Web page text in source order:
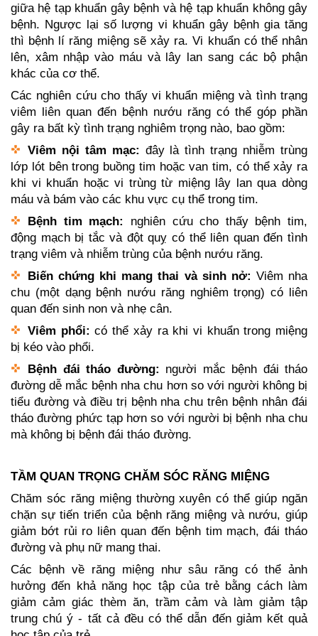
giữa hệ tạp khuẩn gây bệnh và hệ tạp khuẩn không gây
bệnh. Ngược lại số lượng vi khuẩn gây bệnh gia tăng
thì bệnh lí răng miệng sẽ xảy ra. Vi khuẩn có thể nhân
lên, xâm nhập vào máu và lây lan sang các bộ phận
khác của cơ thể.
Các nghiên cứu cho thấy vi khuẩn miệng và tình trạng
viêm liên quan đến bệnh nướu răng có thể góp phần
gây ra bất kỳ tình trạng nghiêm trọng nào, bao gồm:
Viêm nội tâm mạc: đây là tình trạng nhiễm trùng
lớp lót bên trong buồng tim hoặc van tim, có thể xảy ra
khi vi khuẩn hoặc vi trùng từ miệng lây lan qua dòng
máu và bám vào các khu vực cụ thể trong tim.
Bệnh tim mạch: nghiên cứu cho thấy bệnh tim,
động mạch bị tắc và đột quỵ có thể liên quan đến tình
trạng viêm và nhiễm trùng của bệnh nướu răng.
Biến chứng khi mang thai và sinh nở: Viêm nha
chu (một dạng bệnh nướu răng nghiêm trọng) có liên
quan đến sinh non và nhẹ cân.
Viêm phổi: có thể xảy ra khi vi khuẩn trong miệng
bị kéo vào phổi.
Bệnh đái tháo đường: người mắc bệnh đái tháo
đường dễ mắc bệnh nha chu hơn so với người không bị
tiểu đường và điều trị bệnh nha chu trên bệnh nhân đái
tháo đường phức tạp hơn so với người bị bệnh nha chu
mà không bị bệnh đái tháo đường.
TẦM QUAN TRỌNG CHĂM SÓC RĂNG MIỆNG
Chăm sóc răng miệng thường xuyên có thể giúp ngăn
chặn sự tiến triển của bệnh răng miệng và nướu, giúp
giảm bớt rủi ro liên quan đến bệnh tim mạch, đái tháo
đường và phụ nữ mang thai.
Các bệnh về răng miệng như sâu răng có thể ảnh
hưởng đến khả năng học tập của trẻ bằng cách làm
giảm cảm giác thèm ăn, trầm cảm và làm giảm tập
trung chú ý - tất cả đều có thể dẫn đến giảm kết quả